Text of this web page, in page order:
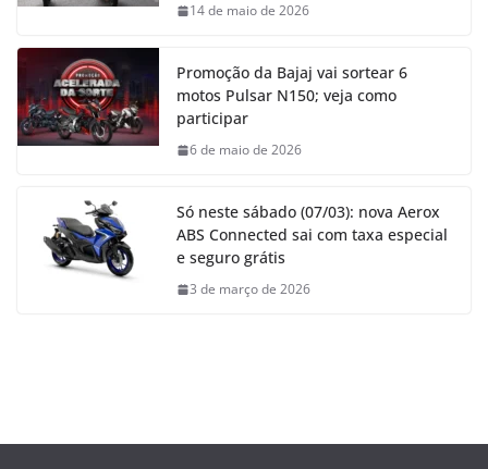
14 de maio de 2026
Promoção da Bajaj vai sortear 6
motos Pulsar N150; veja como
participar
6 de maio de 2026
Só neste sábado (07/03): nova Aerox
ABS Connected sai com taxa especial
e seguro grátis
3 de março de 2026